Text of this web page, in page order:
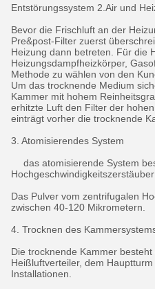
Entstörungssystem 2.Air und
Bevor die Frischluft an der
Pre&post-Filter zuerst
Heizung dann betreten. Für die
Heizungsdampfheizkörper,
Methode zu wählen von den
Um das trocknende Medium
Kammer mit hohem
erhitzte Luft den Filter der
einträgt vorher die trocknende
3. Atomisierendes System
das atomisierende System
Das Pulver vom zentrifugalen
zwischen 40-120 Mikrometern.
4. Trocknen des
Die trocknende Kammer
Heißluftverteiler, dem
Installationen.